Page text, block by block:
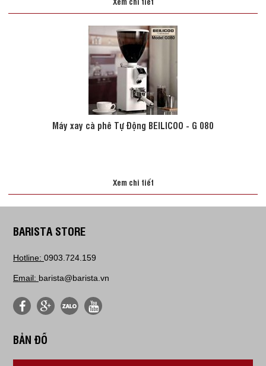
Máy xay cà phê Tự Động BEILICOO - G 080
Xem chi tiết
BARISTA STORE
Hotline: 0903.724.159
Email: barista@barista.vn
BẢN ĐỒ